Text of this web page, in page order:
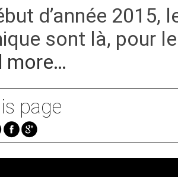
d’année 2015,
sont là, pour
more…
page